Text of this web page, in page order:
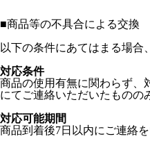
■商品等の不具合による交換
以下の条件にあてはまる場合
対応条件
商品の使用有無に関わらず、
にてご連絡いただいたものの
対応可能期間
商品到着後7日以内にご連絡